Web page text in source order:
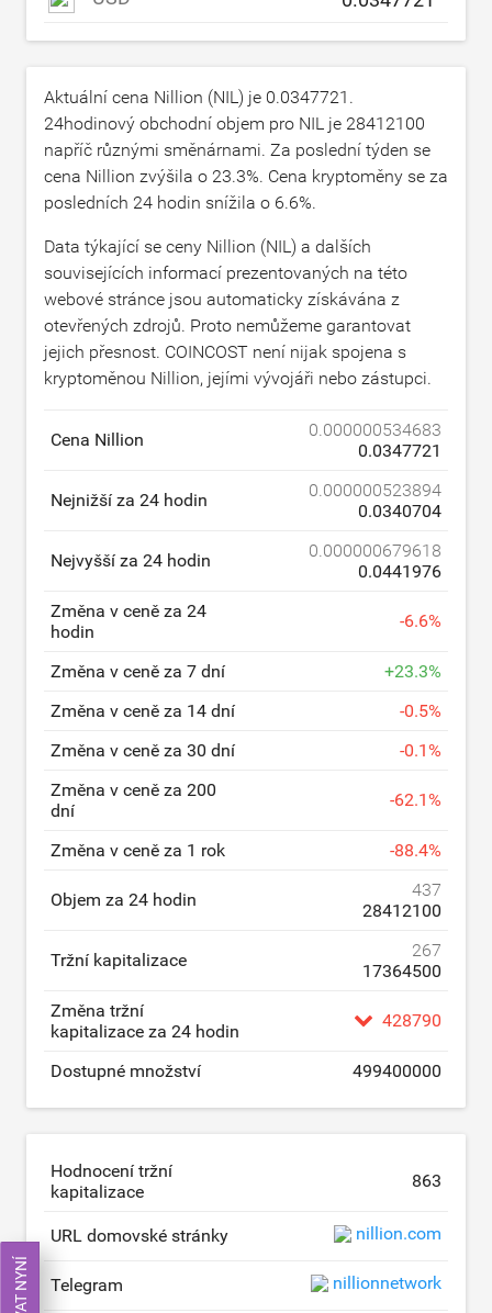
Aktuální cena Nillion (NIL) je 0.0347721 .
24hodinový obchodní objem pro NIL je 28412100
napříč různými směnárnami. Za poslední týden se
cena Nillion zvýšila o 23.3%. Cena kryptoměny se za
posledních 24 hodin snížila o 6.6%.
Data týkající se ceny Nillion (NIL) a dalších
souvisejících informací prezentovaných na této
webové stránce jsou automaticky získávána z
otevřených zdrojů. Proto nemůžeme garantovat
jejich přesnost. COINCOST není nijak spojena s
kryptoměnou Nillion, jejími vývojáři nebo zástupci.
Cena Nillion
0.000000534683
0.0347721
Nejnižší za 24 hodin
0.000000523894
0.0340704
Nejvyšší za 24 hodin
0.000000679618
0.0441976
Změna v ceně za 24
hodin
-6.6%
Změna v ceně za 7 dní +23.3%
Změna v ceně za 14 dní
-0.5%
Změna v ceně za 30 dní
-0.1%
Změna v ceně za 200
dní
-62.1%
Změna v ceně za 1 rok -88.4%
Objem za 24 hodin
437
28412100
Tržní kapitalizace
267
17364500
Změna tržní
kapitalizace za 24 hodin
428790
Dostupné množství 499400000
Hodnocení tržní
kapitalizace
863
URL domovské stránky nillion.com
Telegram nillionnetwork